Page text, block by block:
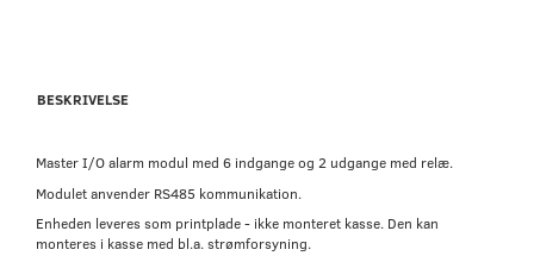
BESKRIVELSE
Master I/O alarm modul med 6 indgange og 2 udgange med relæ.
Modulet anvender RS485 kommunikation.
Enheden leveres som printplade - ikke monteret kasse. Den kan
monteres i kasse med bl.a. strømforsyning.